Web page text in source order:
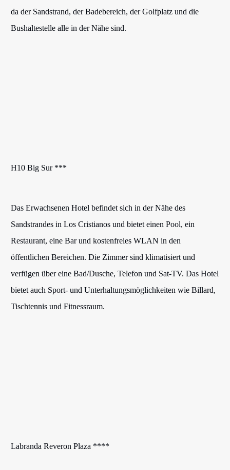
da der Sandstrand, der Badebereich, der Golfplatz und die
Bushaltestelle alle in der Nähe sind.
H10 Big Sur ***
Das Erwachsenen Hotel befindet sich in der Nähe des
Sandstrandes in Los Cristianos und bietet einen Pool, ein
Restaurant, eine Bar und kostenfreies WLAN in den
öffentlichen Bereichen. Die Zimmer sind klimatisiert und
verfügen über eine Bad/Dusche, Telefon und Sat-TV. Das Hotel
bietet auch Sport- und Unterhaltungsmöglichkeiten wie Billard,
Tischtennis und Fitnessraum.
Labranda Reveron Plaza ****